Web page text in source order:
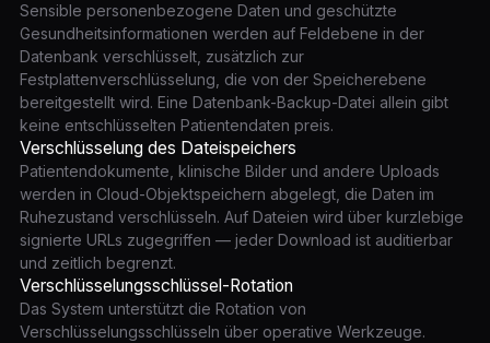
Sensible personenbezogene Daten und geschützte
Gesundheitsinformationen werden auf Feldebene in der
Datenbank verschlüsselt, zusätzlich zur
Festplattenverschlüsselung, die von der Speicherebene
bereitgestellt wird. Eine Datenbank-Backup-Datei allein gibt
keine entschlüsselten Patientendaten preis.
Verschlüsselung des Dateispeichers
Patientendokumente, klinische Bilder und andere Uploads
werden in Cloud-Objektspeichern abgelegt, die Daten im
Ruhezustand verschlüsseln. Auf Dateien wird über kurzlebige
signierte URLs zugegriffen — jeder Download ist auditierbar
und zeitlich begrenzt.
Verschlüsselungsschlüssel-Rotation
Das System unterstützt die Rotation von
Verschlüsselungsschlüsseln über operative Werkzeuge.